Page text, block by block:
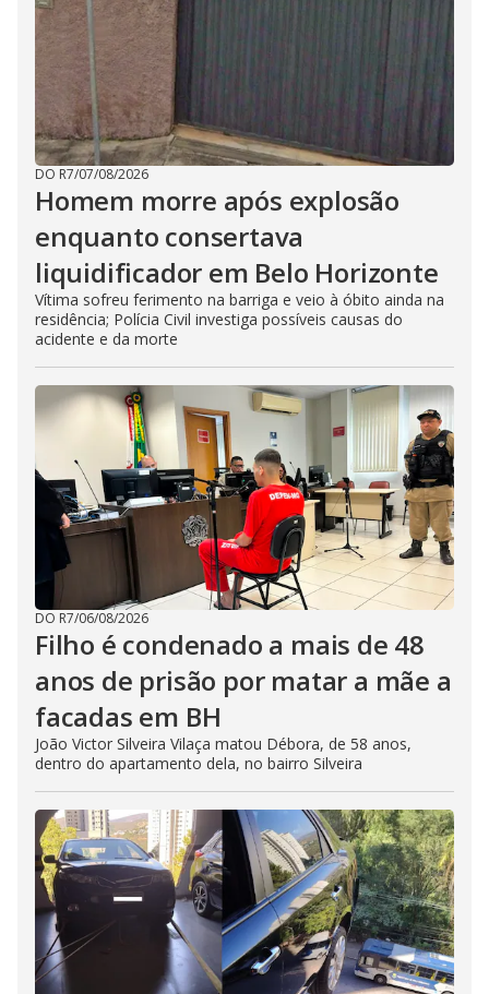
DO R7/07/08/2026
Homem morre após explosão
enquanto consertava
liquidificador em Belo Horizonte
Vítima sofreu ferimento na barriga e veio à óbito ainda na
residência; Polícia Civil investiga possíveis causas do
acidente e da morte
DO R7/06/08/2026
Filho é condenado a mais de 48
anos de prisão por matar a mãe a
facadas em BH
João Victor Silveira Vilaça matou Débora, de 58 anos,
dentro do apartamento dela, no bairro Silveira